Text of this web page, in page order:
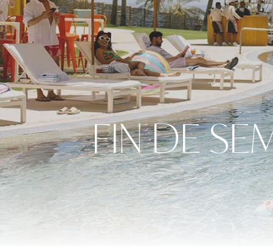
FIN DE